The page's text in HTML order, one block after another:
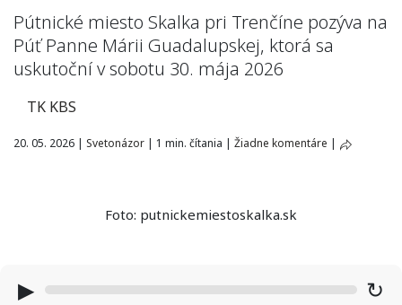
Pútnické miesto Skalka pri Trenčíne pozýva na
Púť Panne Márii Guadalupskej, ktorá sa
uskutoční v sobotu 30. mája 2026
TK KBS
20. 05. 2026 | Svetonázor | 1 min. čítania | Žiadne komentáre |
Foto: putnickemiestoskalka.sk
▶ ↻